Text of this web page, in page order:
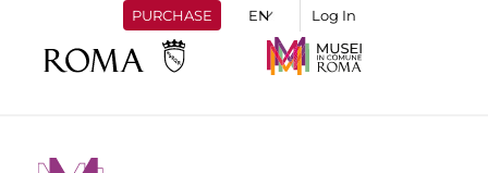
PURCHASE Log In